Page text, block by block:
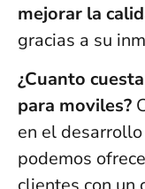
mejorar la
gracias a su
¿Cuanto
para moviles?
en el
podemos